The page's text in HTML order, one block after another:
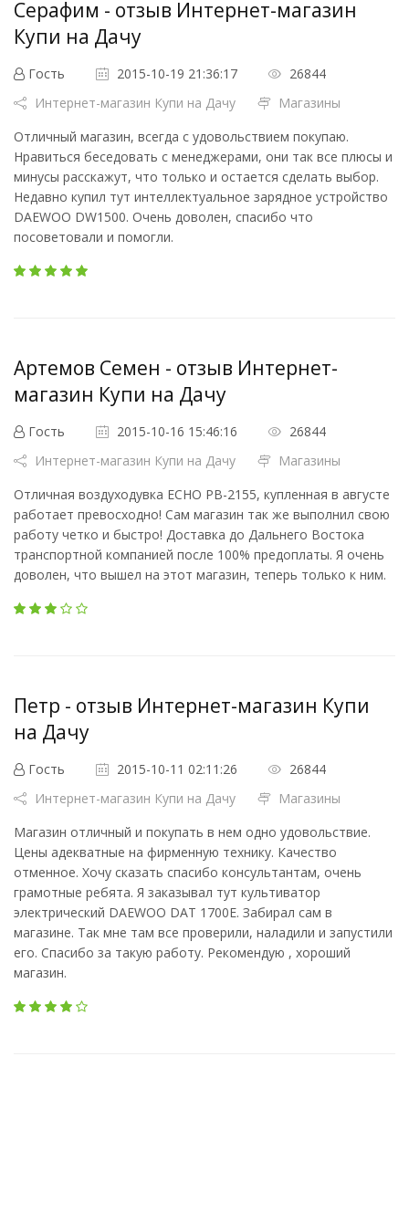
Серафим - отзыв Интернет-магазин
Купи на Дачу
Гость 2015-10-19 21:36:17
26844
Интернет-магазин Купи на Дачу
Магазины
Отличный магазин, всегда с удовольствием покупаю.
Нравиться беседовать с менеджерами, они так все плюсы и
минусы расскажут, что только и остается сделать выбор.
Недавно купил тут интеллектуальное зарядное устройство
DAEWOO DW1500. Очень доволен, спасибо что
посоветовали и помогли.
Артемов Семен - отзыв Интернет-
магазин Купи на Дачу
Гость 2015-10-16 15:46:16
26844
Интернет-магазин Купи на Дачу
Магазины
Отличная воздуходувка ECHO PB-2155, купленная в августе
работает превосходно! Сам магазин так же выполнил свою
работу четко и быстро! Доставка до Дальнего Востока
транспортной компанией после 100% предоплаты. Я очень
доволен, что вышел на этот магазин, теперь только к ним.
Петр - отзыв Интернет-магазин Купи
на Дачу
Гость 2015-10-11 02:11:26
26844
Интернет-магазин Купи на Дачу
Магазины
Магазин отличный и покупать в нем одно удовольствие.
Цены адекватные на фирменную технику. Качество
отменное. Хочу сказать спасибо консультантам, очень
грамотные ребята. Я заказывал тут культиватор
электрический DAEWOO DAT 1700E. Забирал сам в
магазине. Так мне там все проверили, наладили и запустили
его. Спасибо за такую работу. Рекомендую , хороший
магазин.